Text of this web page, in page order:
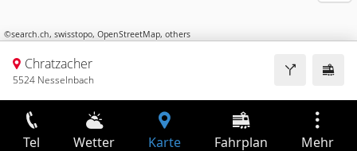
©search.ch, swisstopo, OpenStreetMap, others
Chratzacher
5524 Nesselnbach
Tel Wetter Karte Fahrplan Mehr